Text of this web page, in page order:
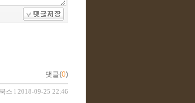
댓글(0)
스 l 2018-09-25 22:46